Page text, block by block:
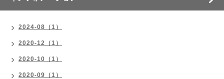
2024-08（1）
2020-12（1）
2020-10（1）
2020-09（1）